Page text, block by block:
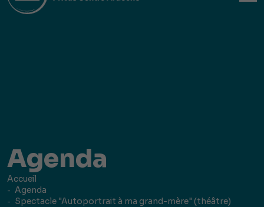
Agenda
Accueil
Agenda
Spectacle "Autoportrait à ma grand-mère" (théâtre)